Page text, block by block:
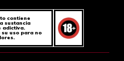
contiene
sustancia
adictiva.
uso para no